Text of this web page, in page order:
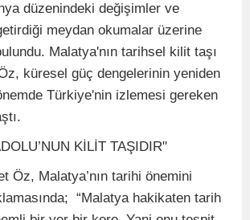
düzenindeki değişimler ve
meydan okumalar üzerine
Malatya'nın tarihsel kilit taşı
küresel güç dengelerinin yeniden
Türkiye'nin izlemesi gereken
KİLİT TAŞIDIR"
Öz, Malatya’nın tarihi önemini
“Malatya hakikaten tarih